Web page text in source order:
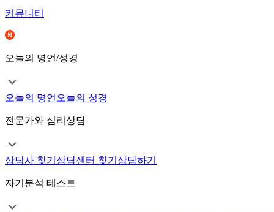
커뮤니티
오늘의 명언/성경
오늘의 명언 오늘의 성경
전문가와 심리상담
상담사 찾기 상담센터 찾기 상담하기
자기분석 테스트